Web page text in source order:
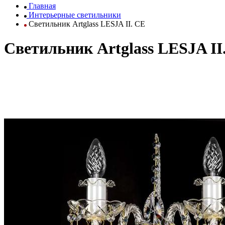
Главная
Интерьерные светильники
Светильник Artglass LESJA II. CE
Светильник Artglass LESJA